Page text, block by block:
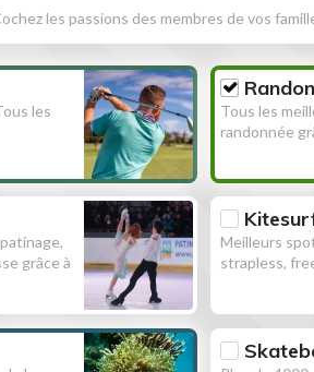
les passions des membres de vos
les
Tous les
randonnée
grâce à
Meilleurs
strapless,